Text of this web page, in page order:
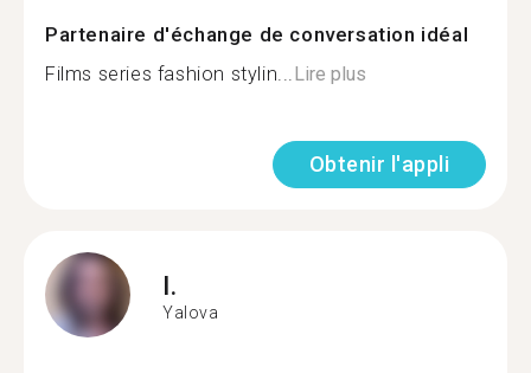
Partenaire d'échange de conversation idéal
Films series fashion stylin... Lire plus
Obtenir l'appli
I.
Yalova